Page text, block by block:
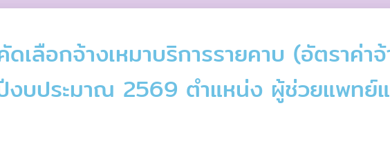
เลือกจ้างเหมาบริการรายคาบ (อัตราค่า
บประมาณ 2569 ตำแหน่ง ผู้ช่วยแพทย์